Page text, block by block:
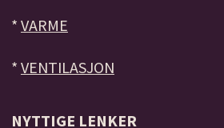
* VARME
* VENTILASJON
NYTTIGE LENKER